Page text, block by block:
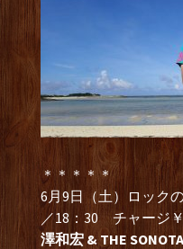
＊＊＊＊＊
6月9日（土）ロッ
／18：30 チャージ
澤和宏 & THE SONOTA